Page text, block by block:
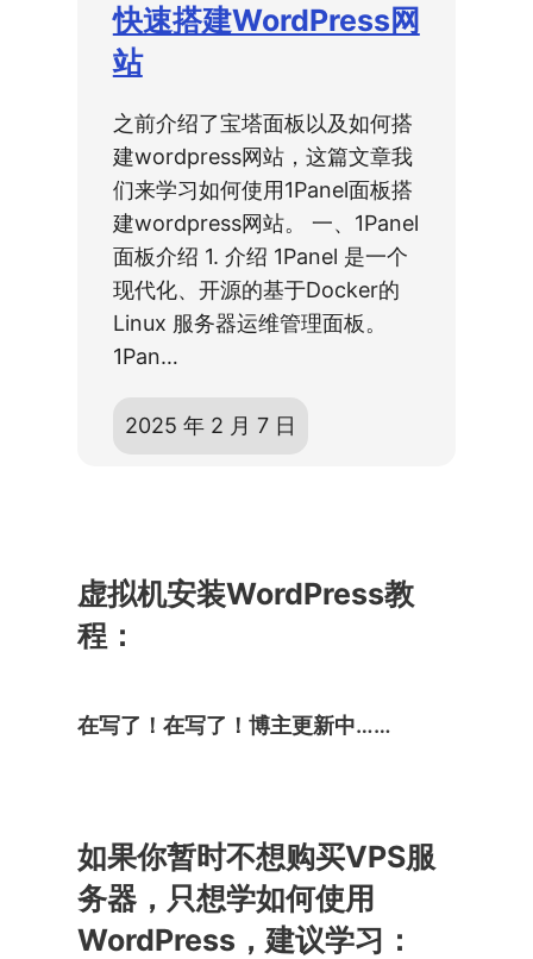
快速搭建WordPress网
站
之前介绍了宝塔面板以及如何搭
建wordpress网站，这篇文章我
们来学习如何使用1Panel面板搭
建wordpress网站。 一、1Panel
面板介绍 1. 介绍 1Panel 是一个
现代化、开源的基于Docker的
Linux 服务器运维管理面板。
1Pan…
2025 年 2 月 7 日
虚拟机安装WordPress教
程：
在写了！在写了！博主更新中……
如果你暂时不想购买VPS服
务器，只想学如何使用
WordPress，建议学习：